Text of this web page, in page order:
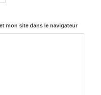
mon site dans le navigateur